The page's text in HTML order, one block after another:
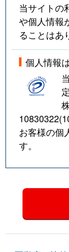
当サイトの
や個人情報
ることはあ
個人情報
お客様の個
す。